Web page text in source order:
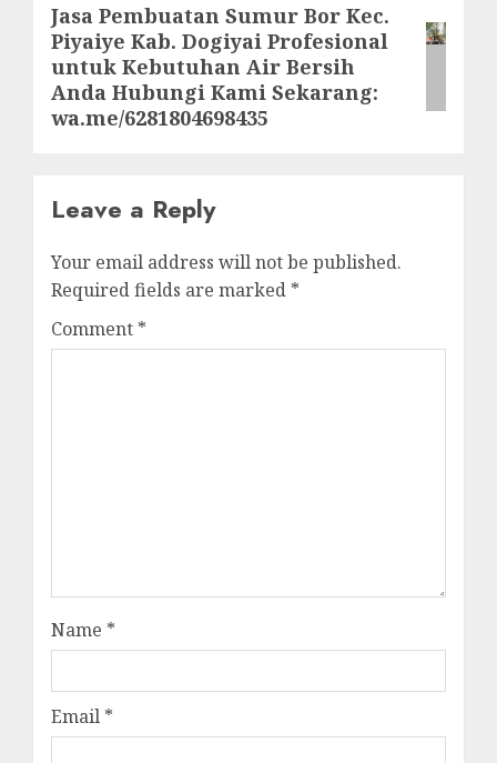
Next
post:
Jasa Pembuatan Sumur Bor Kec.
Piyaiye Kab. Dogiyai Profesional
untuk Kebutuhan Air Bersih
Anda Hubungi Kami Sekarang:
wa.me/6281804698435
Leave a Reply
Your email address will not be published.
Required fields are marked *
Comment *
Name *
Email *